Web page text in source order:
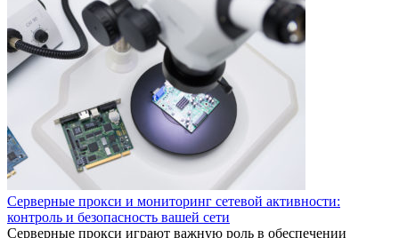
Серверные прокси и мониторинг сетевой активности:
контроль и безопасность вашей сети
Серверные прокси играют важную роль в обеспечении